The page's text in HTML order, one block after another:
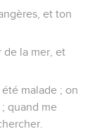
et ton
de la mer, et
malade ; on
quand me